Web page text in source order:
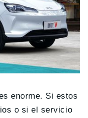
enorme. Si estos
o si el servicio